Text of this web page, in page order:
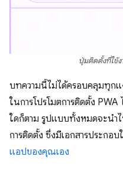
ปุ่มติดตั้งที่ใช้ง
บทความนี้ไม่ได้ครอบคลุมทุกแ
ในการโปรโมตการติดตั้ง
ใดก็ตาม รูปแบบทั้งหมดจะนำ
การติดตั้ง ซึ่งมีเอกสารประกอบ
แอปของคุณเอง